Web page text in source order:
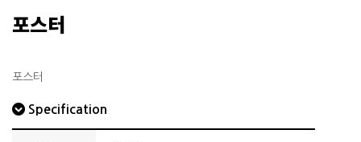
포스터
포스터
Specification